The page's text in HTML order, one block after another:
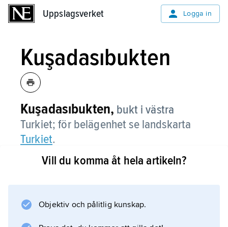
Uppslagsverket Logga in
Kuşadasıbukten
Kuşadasıbukten, bukt i västra
Turkiet; för belägenhet se landskarta
Turkiet.
Information om artikeln
Vill du komma åt hela artikeln?
Objektiv och pålitlig kunskap.